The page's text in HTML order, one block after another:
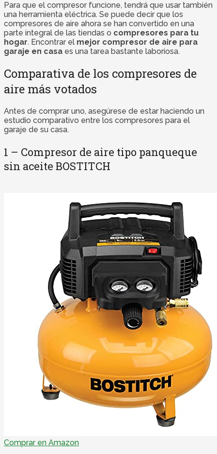
Para que el compresor funcione, tendrá que usar también
una herramienta eléctrica. Se puede decir que los
compresores de aire ahora se han convertido en una
parte integral de las tiendas o compresores para tu
hogar. Encontrar el mejor compresor de aire para
garaje en casa es una tarea bastante laboriosa.
Comparativa de los compresores de
aire más votados
Antes de comprar uno, asegúrese de estar haciendo un
estudio comparativo entre los compresores para el
garaje de su casa.
1 – Compresor de aire tipo panqueque
sin aceite BOSTITCH
Comprar en Amazon